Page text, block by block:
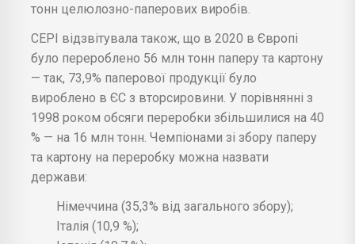
тонн целюлозно-паперових виробів.
CEPI відзвітувала також, що в 2020 в Європі
було перероблено 56 млн тонн паперу та картону
— так, 73,9% паперової продукції було
вироблено в ЄС з вторсировини. У порівнянні з
1998 роком обсяги переробки збільшилися на 40
% — на 16 млн тонн. Чемпіонами зі збору паперу
та картону на переробку можна назвати
держави:
Німеччина (35,3% від загального збору);
Італія (10,9 %);